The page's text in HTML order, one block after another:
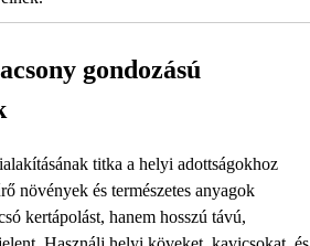
gondozású
titka a helyi adottságokhoz
növények és természetes anyagok
kertápolást, hanem hosszú távú,